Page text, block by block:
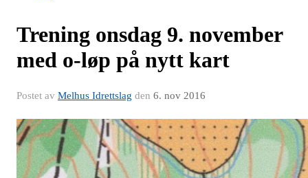
Trening onsdag 9. november
med o-løp på nytt kart
Postet av Melhus Idrettslag den 6. nov 2016